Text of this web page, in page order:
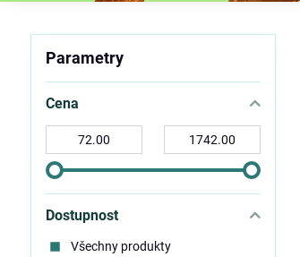
Parametry
Cena
Dostupnost
Všechny produkty